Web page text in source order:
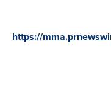
https://